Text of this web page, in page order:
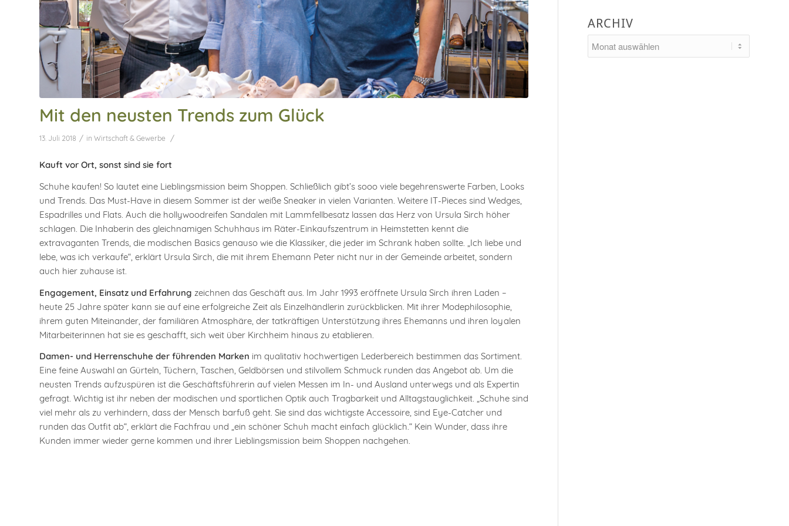
Mit den neusten Trends zum Glück
13. Juli 2018 / in Wirtschaft & Gewerbe /
Kauft vor Ort, sonst sind sie fort
Schuhe kaufen! So lautet eine Lieblingsmission beim Shoppen. Schließlich gibt’s sooo viele begehrenswerte Farben, Looks
und Trends. Das Must-Have in diesem Sommer ist der weiße Sneaker in vielen Varianten. Weitere IT-Pieces sind Wedges,
Espadrilles und Flats. Auch die hollywoodreifen Sandalen mit Lammfellbesatz lassen das Herz von Ursula Sirch höher
schlagen. Die Inhaberin des gleichnamigen Schuhhaus im Räter-Einkaufszentrum in Heimstetten kennt die
extravaganten Trends, die modischen Basics genauso wie die Klassiker, die jeder im Schrank haben sollte. „Ich liebe und
lebe, was ich verkaufe“, erklärt Ursula Sirch, die mit ihrem Ehemann Peter nicht nur in der Gemeinde arbeitet, sondern
auch hier zuhause ist.
Engagement, Einsatz und Erfahrung zeichnen das Geschäft aus. Im Jahr 1993 eröffnete Ursula Sirch ihren Laden –
heute 25 Jahre später kann sie auf eine erfolgreiche Zeit als Einzelhändlerin zurückblicken. Mit ihrer Modephilosophie,
ihrem guten Miteinander, der familiären Atmosphäre, der tatkräftigen Unterstützung ihres Ehemanns und ihren loyalen
Mitarbeiterinnen hat sie es geschafft, sich weit über Kirchheim hinaus zu etablieren.
Damen- und Herrenschuhe der führenden Marken im qualitativ hochwertigen Lederbereich bestimmen das Sortiment.
Eine feine Auswahl an Gürteln, Tüchern, Taschen, Geldbörsen und stilvollem Schmuck runden das Angebot ab. Um die
neusten Trends aufzuspüren ist die Geschäftsführerin auf vielen Messen im In- und Ausland unterwegs und als Expertin
gefragt. Wichtig ist ihr neben der modischen und sportlichen Optik auch Tragbarkeit und Alltagstauglichkeit. „Schuhe sind
viel mehr als zu verhindern, dass der Mensch barfuß geht. Sie sind das wichtigste Accessoire, sind Eye-Catcher und
runden das Outfit ab“, erklärt die Fachfrau und „ein schöner Schuh macht einfach glücklich.“ Kein Wunder, dass ihre
Kunden immer wieder gerne kommen und ihrer Lieblingsmission beim Shoppen nachgehen.
ARCHIV